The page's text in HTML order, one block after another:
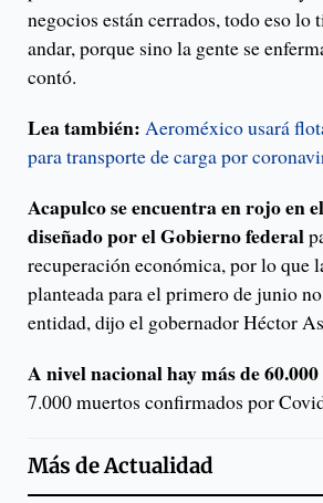
negocios están cerrados, todo eso lo
andar, porque sino la gente se
contó.
Lea también: Aeroméxico usará
para transporte de carga por
Acapulco se encuentra en rojo en
diseñado por el Gobierno federal
recuperación económica, por lo que
planteada para el primero de junio
entidad, dijo el gobernador Héctor
A nivel nacional hay más de 60.000
7.000 muertos confirmados por
Más deActualidad